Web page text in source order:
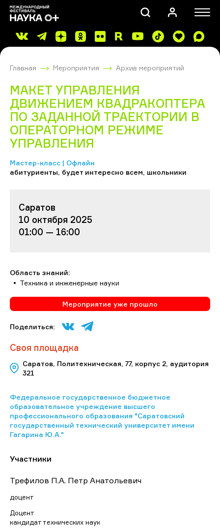
ПОИСК
Главная Мероприятия Архив мероприятий
МАКЕТ УПРАВЛЕНИЯ
ДВИЖЕНИЕМ КВАДРАКОПТЕРА
ПО ЗАДАННОЙ ТРАЕКТОРИИ В
ОПЕРАТОРНОМ РЕЖИМЕ
УПРАВЛЕНИЯ
Мастер-класс | Офлайн
абитуриенты, будет интересно всем, школьники
Саратов
10 октября 2025
01:00 — 16:00
Область знаний:
Техника и инженерные науки
Мероприятие уже прошло
Поделиться:
Своя площадка
Саратов, Политехническая, 77, корпус 2, аудитория
321
Федеральное государственное бюджетное
образовательное учреждение высшего
профессионального образования "Саратовский
государственный технический университет имени
Гагарина Ю.А."
Участники
Трефилов П.А. Петр Анатольевич
доцент
Доцент
кандидат технических наук